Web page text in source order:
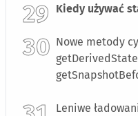
Kiedy używać
Nowe metody
Leniwe